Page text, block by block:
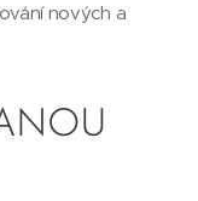
nových a